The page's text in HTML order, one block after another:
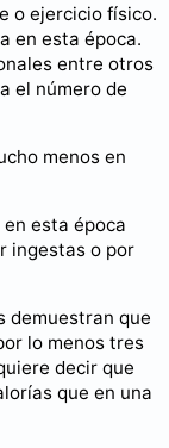
o ejercicio físico.
en esta época.
entre otros
el número de
menos en
esta época
ingestas o por
demuestran que
lo menos tres
decir que
que en una